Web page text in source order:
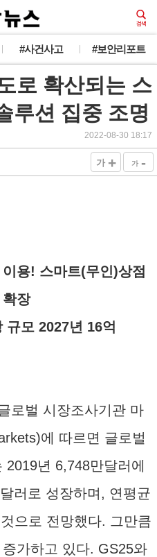
#사건사고 #보안리포트
로 확산되는 스
루션 집중 조명
2022-08-30 18:17
가 + 가 -
용! 스마트(무인)상점
장
규모 2027년 16억
로벌 시장조사기관 마
에 따르면 글로벌
년 6,748만달러에
러로 성장하며, 연평균
으로 전망했다. 그만큼
가하고 있다. GS25와